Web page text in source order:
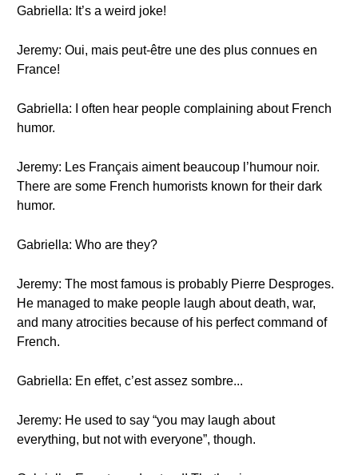
Gabriella: It’s a weird joke!
Jeremy: Oui, mais peut-être une des plus connues en
France!
Gabriella: I often hear people complaining about French
humor.
Jeremy: Les Français aiment beaucoup l’humour noir.
There are some French humorists known for their dark
humor.
Gabriella: Who are they?
Jeremy: The most famous is probably Pierre Desproges.
He managed to make people laugh about death, war,
and many atrocities because of his perfect command of
French.
Gabriella: En effet, c’est assez sombre...
Jeremy: He used to say “you may laugh about
everything, but not with everyone”, though.